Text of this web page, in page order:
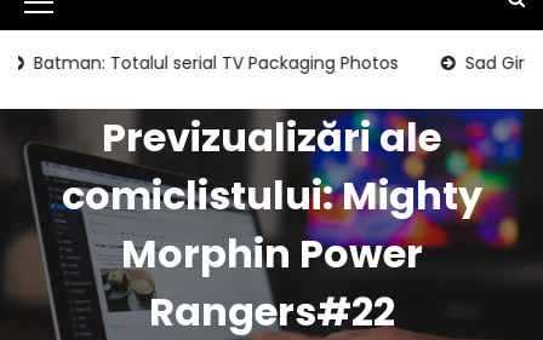
c
t
M
e
n
u
I
c
o
n
Totalul serial TV Packaging Photos Sad Girls
Previzualizări ale
comiclistului: Mighty
Morphin Power
Rangers#22